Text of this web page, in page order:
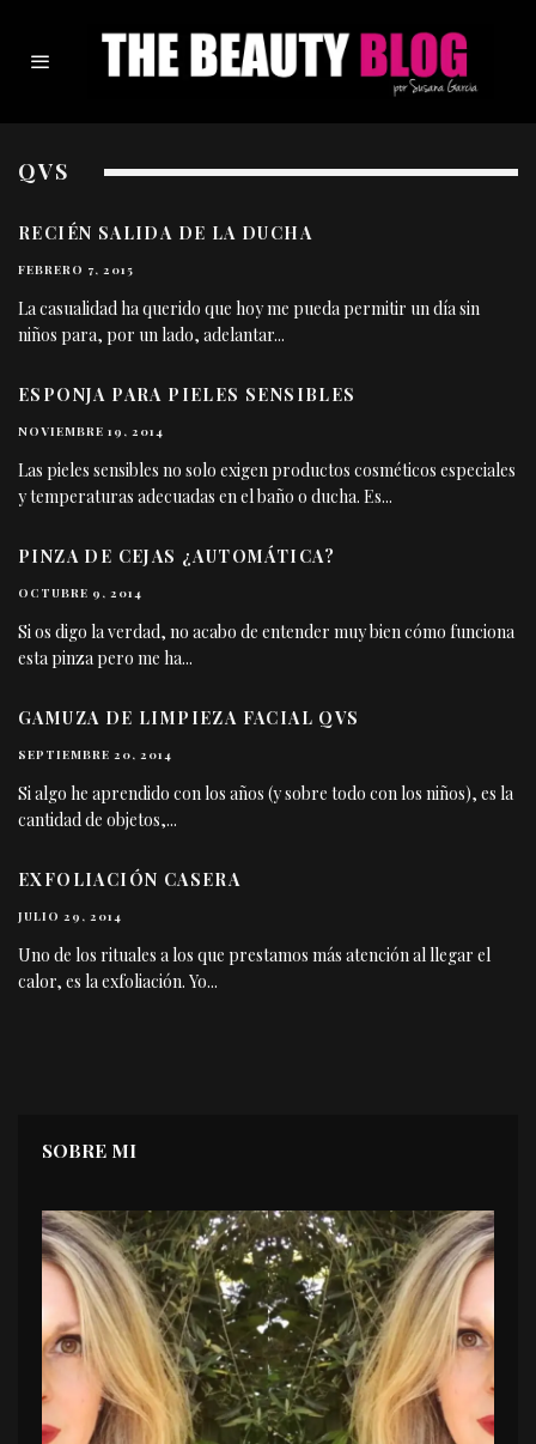
QVS
RECIÉN SALIDA DE LA DUCHA
FEBRERO 7, 2015
La casualidad ha querido que hoy me pueda permitir un día sin
niños para, por un lado, adelantar...
ESPONJA PARA PIELES SENSIBLES
NOVIEMBRE 19, 2014
Las pieles sensibles no solo exigen productos cosméticos especiales
y temperaturas adecuadas en el baño o ducha. Es...
PINZA DE CEJAS ¿AUTOMÁTICA?
OCTUBRE 9, 2014
Si os digo la verdad, no acabo de entender muy bien cómo funciona
esta pinza pero me ha...
GAMUZA DE LIMPIEZA FACIAL QVS
SEPTIEMBRE 20, 2014
Si algo he aprendido con los años (y sobre todo con los niños), es la
cantidad de objetos,...
EXFOLIACIÓN CASERA
JULIO 29, 2014
Uno de los rituales a los que prestamos más atención al llegar el
calor, es la exfoliación. Yo...
SOBRE MI